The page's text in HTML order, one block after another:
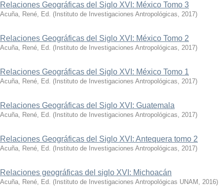
Relaciones Geográficas del Siglo XVI: México Tomo 3
Acuña, René, Ed. ( Instituto de Investigaciones Antropológicas, 2017)
Relaciones Geográficas del Siglo XVI: México Tomo 2
Acuña, René, Ed. ( Instituto de Investigaciones Antropológicas, 2017)
Relaciones Geográficas del Siglo XVI: México Tomo 1
Acuña, René, Ed. ( Instituto de Investigaciones Antropológicas, 2017)
Relaciones Geográficas del Siglo XVI: Guatemala
Acuña, René, Ed. ( Instituto de Investigaciones Antropológicas, 2017)
Relaciones Geográficas del Siglo XVI: Antequera tomo 2
Acuña, René, Ed. ( Instituto de Investigaciones Antropológicas, 2017)
Relaciones geográficas del siglo XVI: Michoacán
Acuña, René, Ed. ( Instituto de Investigaciones Antropológicas UNAM , 2016)